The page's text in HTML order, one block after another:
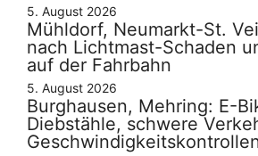
5. August 2026
Mühldorf, Neumarkt-St.
nach Lichtmast-Schaden
auf der Fahrbahn
5. August 2026
Burghausen, Mehring: E-
Diebstähle, schwere